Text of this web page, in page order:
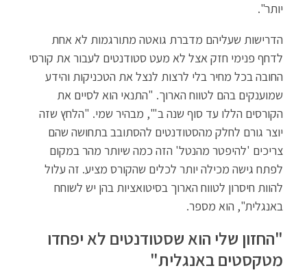
יותר".
הדרישות שעליהם מדברת גואטה מתורגמות לא אחת
לדחף פנימי חזק אצל לא מעט סטודנטים לעבור את קורסי
החובה בכל מחיר בלי לרצות לנצל את הטכניקות והידע
שמוענקים בהם לטווח הארוך. "התנאי הוא לסיים את
הקורסים הללו עד סוף שנה ב'", מבהיר שמי. "הלחץ שזה
יוצר גורם לחלק מהסטודנטים להסתובב בתחושה שהם
צריכים 'להיפטר מהנטל' הזה כמה שיותר מהר במקום
לפתח גישה מכילה יותר לכלים שהקורס מציע. זה עלול
להוות חיסרון לטווח הארוך בסיטואציות בהן יש לשוחח
באנגלית", הוא מספר.
"החזון שלי הוא שסטודנטים לא יפחדו
מטקסטים באנגלית"